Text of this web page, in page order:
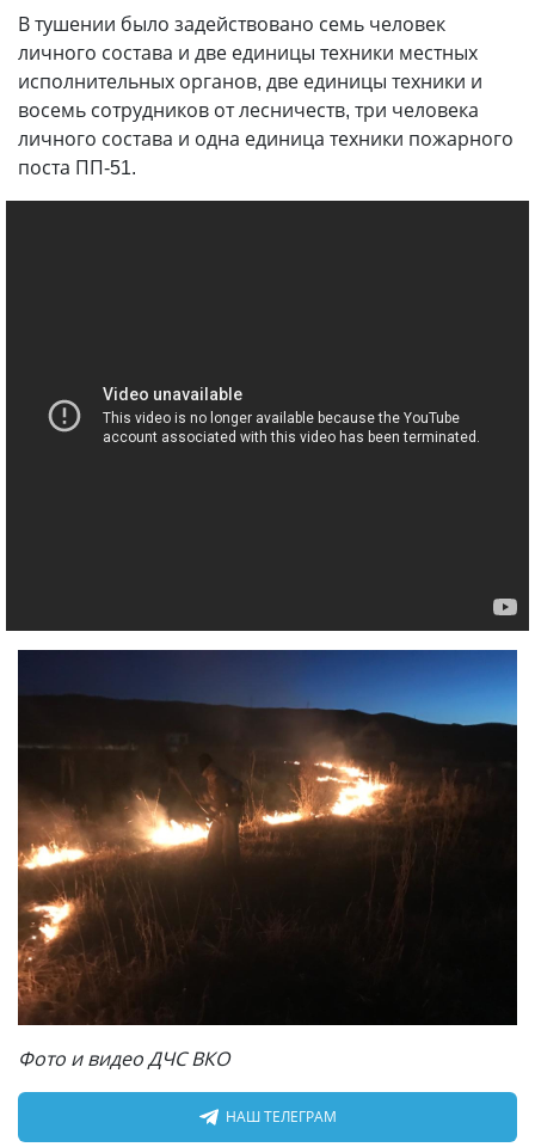
В тушении было задействовано семь человек
личного состава и две единицы техники местных
исполнительных органов, две единицы техники и
восемь сотрудников от лесничеств, три человека
личного состава и одна единица техники пожарного
поста ПП-51.
Фото и видео ДЧС ВКО
НАШ ТЕЛЕГРАМ